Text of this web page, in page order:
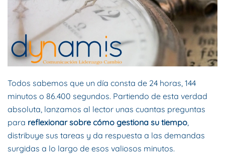
Todos sabemos que un día consta de 24 horas, 144
minutos o 86.400 segundos. Partiendo de esta verdad
absoluta, lanzamos al lector unas cuantas preguntas
para reflexionar sobre cómo gestiona su tiempo,
distribuye sus tareas y da respuesta a las demandas
surgidas a lo largo de esos valiosos minutos.